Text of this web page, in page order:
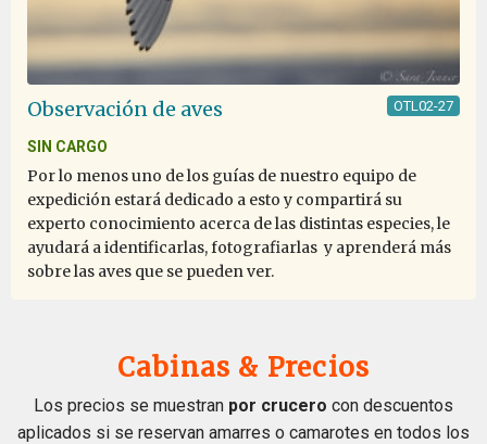
Observación de aves OTL02-27
SIN CARGO
Por lo menos uno de los guías de nuestro equipo de
expedición estará dedicado a esto y compartirá su
experto conocimiento acerca de las distintas especies, le
ayudará a identificarlas, fotografiarlas y aprenderá más
sobre las aves que se pueden ver.
Cabinas & Precios
Los precios se muestran por crucero con descuentos
aplicados si se reservan amarres o camarotes en todos los